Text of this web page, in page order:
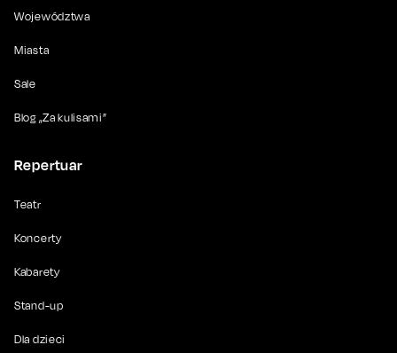
Województwa
Miasta
Sale
Blog „Za kulisami”
Repertuar
Teatr
Koncerty
Kabarety
Stand-up
Dla dzieci